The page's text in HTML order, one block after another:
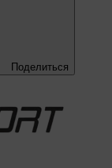
Поделиться